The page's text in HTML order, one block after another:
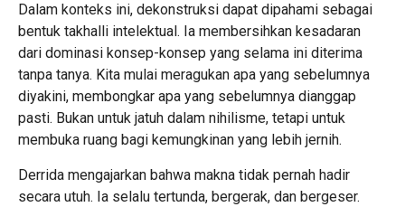
Dalam konteks ini, dekonstruksi dapat dipahami sebagai
bentuk takhalli intelektual. Ia membersihkan kesadaran
dari dominasi konsep-konsep yang selama ini diterima
tanpa tanya. Kita mulai meragukan apa yang sebelumnya
diyakini, membongkar apa yang sebelumnya dianggap
pasti. Bukan untuk jatuh dalam nihilisme, tetapi untuk
membuka ruang bagi kemungkinan yang lebih jernih.
Derrida mengajarkan bahwa makna tidak pernah hadir
secara utuh. Ia selalu tertunda, bergerak, dan bergeser.